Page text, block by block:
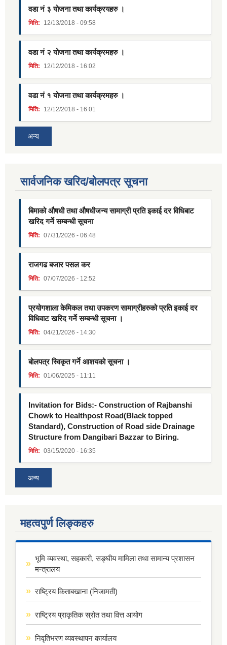
वडा नं ३ योजना तथा कार्यक्रयहरु ।
मिति: 12/13/2018 - 09:58
वडा नं २ योजना तथा कार्यक्रमहरु ।
मिति: 12/12/2018 - 16:02
वडा नं १ योजना तथा कार्यक्रमहरु ।
मिति: 12/12/2018 - 16:01
अन्य
सार्वजनिक खरिद/बोलपत्र सूचना
बिमाको औषधी तथा औषधीजन्य सामाग्री प्रति इकाई दर विधिबाट
खरिद गर्ने सम्बन्धी सूचना
मिति: 07/31/2026 - 06:48
राजगढ बजार पसल कर
मिति: 07/07/2026 - 12:52
प्रयोगशाला केमिकल तथा उपकरण सामाग्रीहरुको प्रति इकाई दर
विधिवाट खरिद गर्ने सम्बन्धी सूचना ।
मिति: 04/21/2026 - 14:30
बोलपत्र स्विकृत गर्ने आशयको सूचना ।
मिति: 01/06/2025 - 11:11
Invitation for Bids:- Construction of Rajbanshi
Chowk to Healthpost Road(Black topped
Standard), Construction of Road side Drainage
Structure from Dangibari Bazzar to Biring.
मिति: 03/15/2020 - 16:35
अन्य
महत्वपुर्ण लिङ्कहरु
भूमि व्यवस्था, सहकारी, सङ्घीय मामिला तथा सामान्य प्रशासन
मन्त्रालय
राष्ट्रिय किताबखाना (निजामती)
राष्ट्रिय प्राकृतिक स्रोत तथा वित्त आयोग
निवृतिभरण व्यवस्थापन कार्यालय